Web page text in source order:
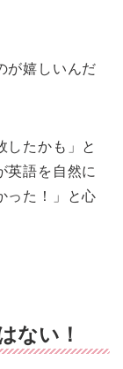
が嬉しいんだ
したかも」と
英語を自然に
った！」と心
ない！